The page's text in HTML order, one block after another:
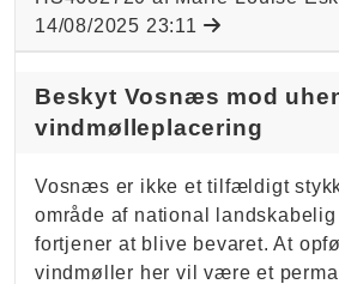
14/08/2025 23:11
Beskyt Vosnæs mod
vindmølleplacering
Vosnæs er ikke et tilfældigt
område af national
fortjener at blive bevaret. At
vindmøller her vil være et